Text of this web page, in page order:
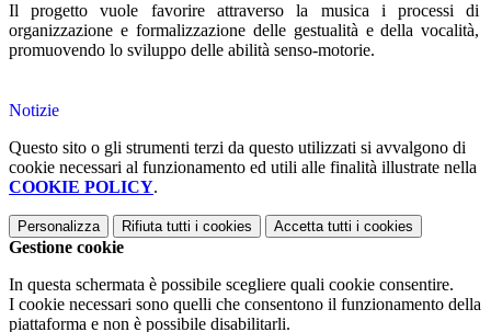
Il progetto vuole favorire attraverso la musica i processi di
organizzazione e formalizzazione delle gestualità e della vocalità,
promuovendo lo sviluppo delle abilità senso-motorie.
Notizie
Questo sito o gli strumenti terzi da questo utilizzati si avvalgono di
cookie necessari al funzionamento ed utili alle finalità illustrate nella
COOKIE POLICY.
Personalizza Rifiuta tutti i cookies Accetta tutti i cookies
Gestione cookie
In questa schermata è possibile scegliere quali cookie consentire.
I cookie necessari sono quelli che consentono il funzionamento della
piattaforma e non è possibile disabilitarli.